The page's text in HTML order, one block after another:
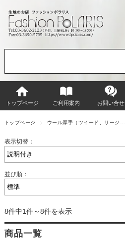
トップページ ご利用案内 お問い合せ
トップページ ウール厚手（ツイード、サージ…
表示切替：
並び順：
8件中1件～8件を表示
商品一覧